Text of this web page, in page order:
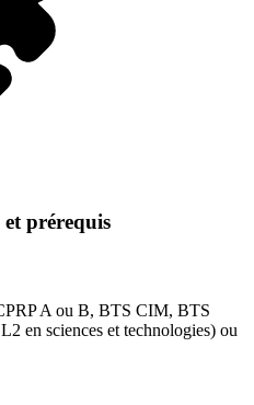
prérequis
A ou B, BTS CIM, BTS
en sciences et technologies) ou